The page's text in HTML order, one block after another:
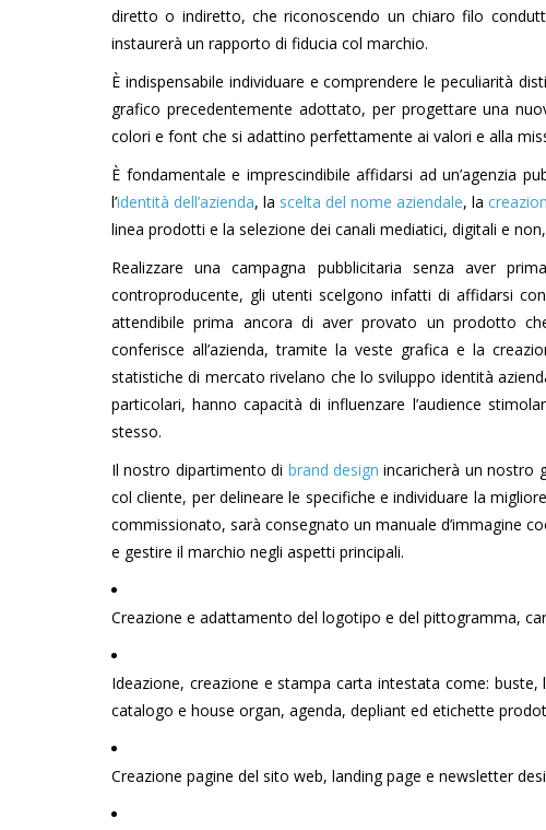
diretto o indiretto, che riconoscendo un chiaro filo
instaurerà un rapporto di fiducia col marchio.
È indispensabile individuare e comprendere le peculiarità
grafico precedentemente adottato, per progettare una
colori e font che si adattino perfettamente ai valori e alla
È fondamentale e imprescindibile affidarsi ad un’agenzia
l’identità dell’azienda, la scelta del nome aziendale, la
linea prodotti e la selezione dei canali mediatici, digitali e
Realizzare una campagna pubblicitaria senza aver
controproducente, gli utenti scelgono infatti di affidarsi
attendibile prima ancora di aver provato un prodotto
conferisce all’azienda, tramite la veste grafica e la
statistiche di mercato rivelano che lo sviluppo identità
particolari, hanno capacità di influenzare l’audience
stesso.
Il nostro dipartimento di brand design incaricherà un nostro
col cliente, per delineare le specifiche e individuare la
commissionato, sarà consegnato un manuale d’immagine
e gestire il marchio negli aspetti principali.
Creazione e adattamento del logotipo e del pittogramma,
Ideazione, creazione e stampa carta intestata come:
catalogo e house organ, agenda, depliant ed etichette
Creazione pagine del sito web, landing page e newsletter